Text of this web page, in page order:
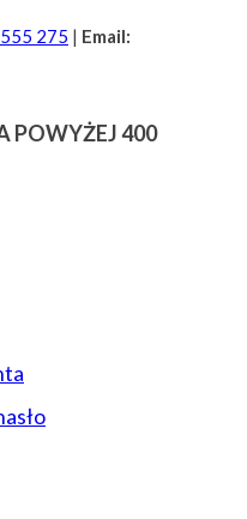
275 | Email:
POWYŻEJ 400